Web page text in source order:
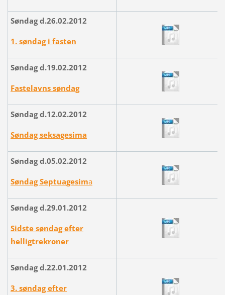
Søndag d.26.02.2012
1. søndag i fasten
Søndag d.19.02.2012
Fastelavns søndag
Søndag d.12.02.2012
Søndag seksagesima
Søndag d.05.02.2012
Søndag Septuagesima
Søndag d.29.01.2012
Sidste søndag efter
helligtrekroner
Søndag d.22.01.2012
3. søndag efter